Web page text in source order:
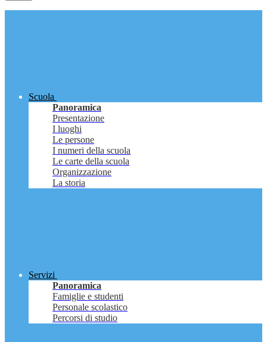
Scuola
Panoramica
Presentazione
I luoghi
Le persone
I numeri della scuola
Le carte della scuola
Organizzazione
La storia
Servizi
Panoramica
Famiglie e studenti
Personale scolastico
Percorsi di studio